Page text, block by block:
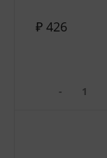
₽ 426
-